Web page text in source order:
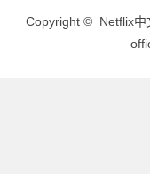
Copyright © Netflix中